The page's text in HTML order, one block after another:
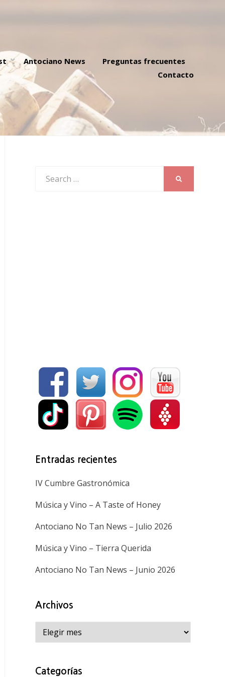
Antociano News
Preguntas frecuentes
Contacto
Entradas recientes
IV Cumbre Gastronómica
Música y Vino – A Taste of Honey
Antociano No Tan News – Julio 2026
Música y Vino – Tierra Querida
Antociano No Tan News – Junio 2026
Archivos
Archivos
Categorías